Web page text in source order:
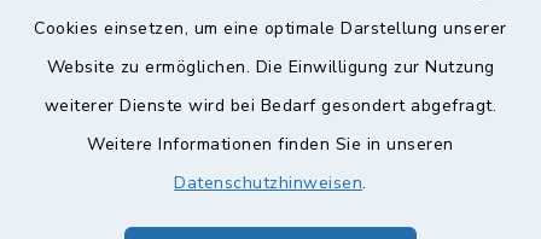
Cookies einsetzen, um eine optimale Darstellung unserer
Website zu ermöglichen. Die Einwilligung zur Nutzung
weiterer Dienste wird bei Bedarf gesondert abgefragt.
Weitere Informationen finden Sie in unseren
Datenschutzhinweisen.
Barrierefreiheit